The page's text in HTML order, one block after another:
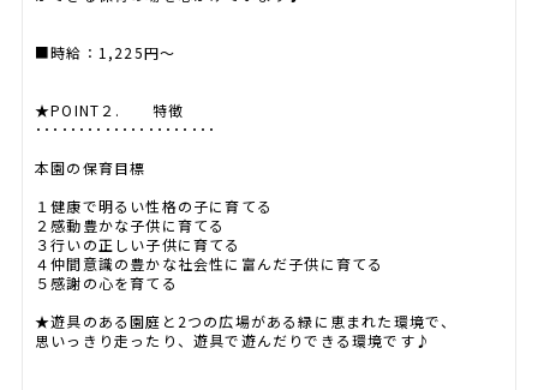
■時給：1,225円～
★POINT２. 特徴
･････････････････････
本園の保育目標
１健康で明るい性格の子に育てる
２感動豊かな子供に育てる
３行いの正しい子供に育てる
４仲間意識の豊かな社会性に富んだ子供に育てる
５感謝の心を育てる
★遊具のある園庭と2つの広場がある緑に恵まれた環境で、
思いっきり走ったり、遊具で遊んだりできる環境です♪